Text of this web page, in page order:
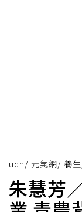
udn/ 元氣網/ 養生
朱慧芳